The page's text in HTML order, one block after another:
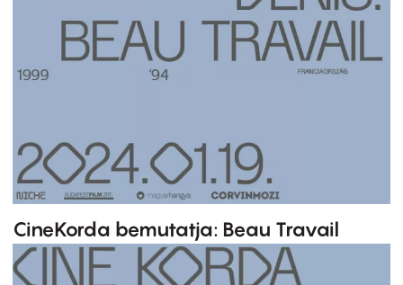
CineKorda bemutatja: Beau Travail